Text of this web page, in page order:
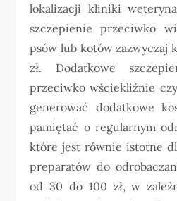
lokalizacji kliniki
szczepienie przeciwko
psów lub kotów zazwyczaj
zł. Dodatkowe
przeciwko wściekliźnie
generować dodatkowe
pamiętać o regularnym
które jest równie istotne
preparatów do
od 30 do 100 zł, w